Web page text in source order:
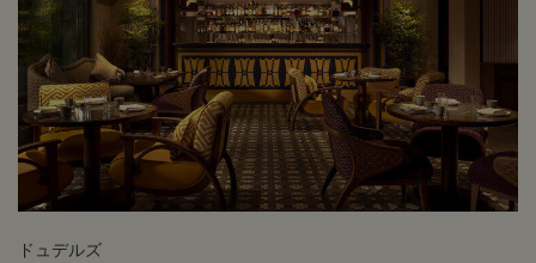
ドュデルズ